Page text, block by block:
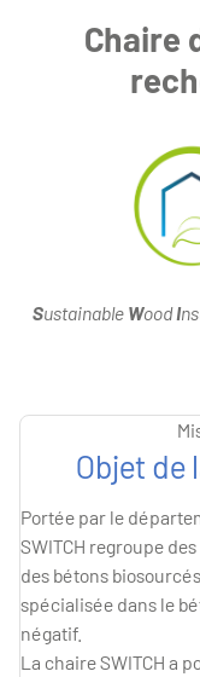
Chaire
Sustainable WoodI
Objet de
Portée par le
SWITCH regroupe
des bétons
spécialisée dans le
négatif.
La chaire SWITCH a